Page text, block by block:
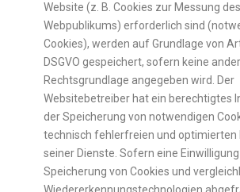
Website (z. B. Cookies zur Messung des
Webpublikums) erforderlich sind
Cookies), werden auf Grundlage von
DSGVO gespeichert, sofern keine
Rechtsgrundlage angegeben wird. Der
Websitebetreiber hat ein berechtigtes
der Speicherung von notwendigen
technisch fehlerfreien und optimierten
seiner Dienste. Sofern eine
Speicherung von Cookies und